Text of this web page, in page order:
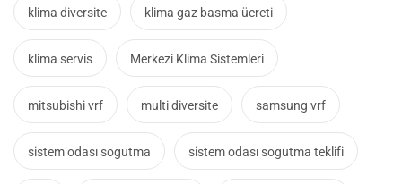
klima diversite klima gaz basma ücreti
klima servis Merkezi Klima Sistemleri
mitsubishi vrf multi diversite samsung vrf
sistem odası sogutma sistem odası sogutma teklifi